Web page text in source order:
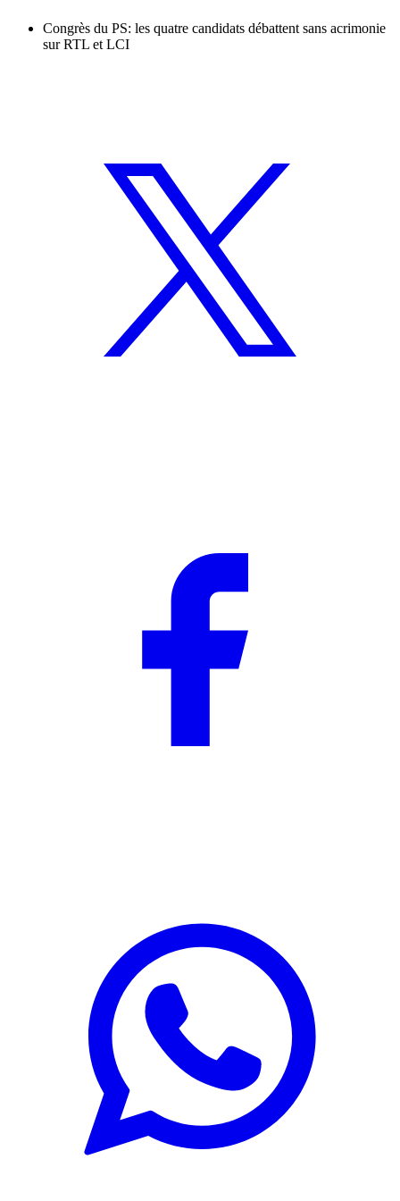
Congrès du PS: les quatre candidats débattent sans acrimonie
sur RTL et LCI